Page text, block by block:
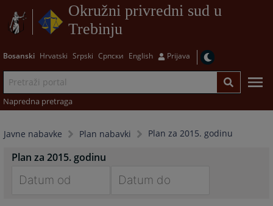
Okružni privredni sud u
Trebinju
Bosanski Hrvatski Srpski Српски English Prijava
Napredna pretraga
Javne nabavke Plan nabavki Plan za 2015. godinu
Plan za 2015. godinu